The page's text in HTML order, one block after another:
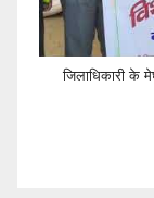
जिलाधिकारी के